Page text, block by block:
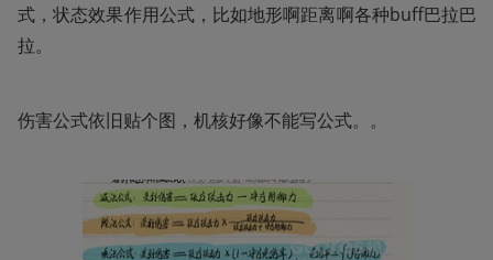
式，状态效果作用公式，比如地形啊距离啊各种buff巴拉巴
拉。
伤害公式依旧贴个图，机核好像不能写公式。。